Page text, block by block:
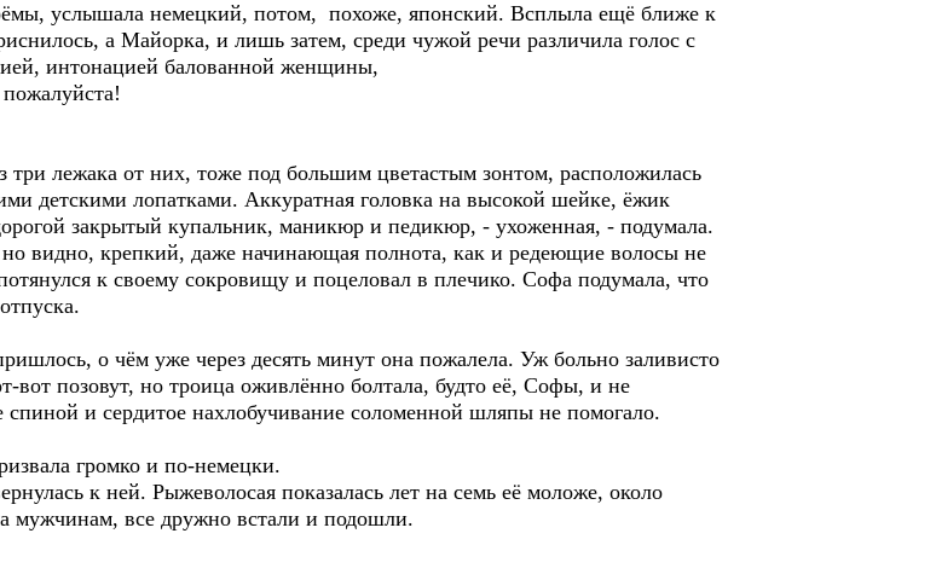
услышала немецкий, потом, похоже, японский. Всплыла ещё ближе к
а Майорка, и лишь затем, среди чужой речи различила голос с
интонацией балованной женщины,
три лежака от них, тоже под большим цветастым зонтом, расположилась
детскими лопатками. Аккуратная головка на высокой шейке, ёжик
закрытый купальник, маникюр и педикюр, - ухоженная, - подумала.
видно, крепкий, даже начинающая полнота, как и редеющие волосы не
к своему сокровищу и поцеловал в плечико. Софа подумала, что
о чём уже через десять минут она пожалела. Уж больно заливисто
позовут, но троица оживлённо болтала, будто её, Софы, и не
спиной и сердитое нахлобучивание соломенной шляпы не помогало.
громко и по-немецки.
к ней. Рыжеволосая показалась лет на семь её моложе, около
мужчинам, все дружно встали и подошли.